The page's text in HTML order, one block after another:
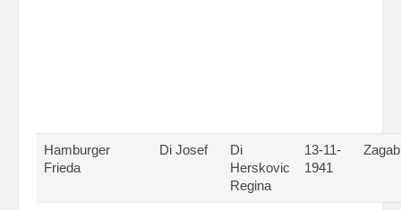
Hamburger
Frieda
Di Josef
Di
Herskovic
Regina
13-11-
1941